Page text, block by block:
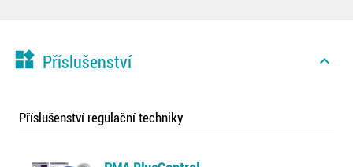
widgets Příslušenství expand_less
Příslušenství regulační techniky